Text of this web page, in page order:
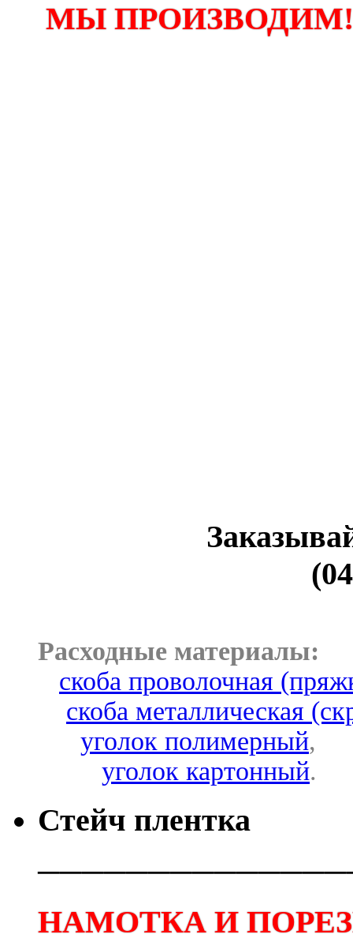
МЫ
Расходные материалы:
скоба проволочная
скоба металлическая
уголок полимерный,
уголок картонный.
Стейч плентка
НАМОТКА И